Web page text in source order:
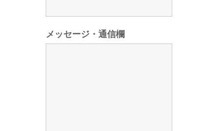
メッセージ・通信欄